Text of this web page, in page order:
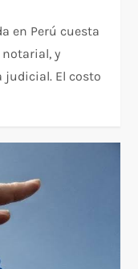
en Perú cuesta
y
judicial. El costo